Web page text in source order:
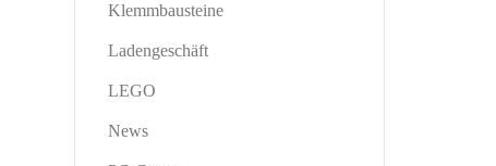
Klemmbausteine
Ladengeschäft
LEGO
News